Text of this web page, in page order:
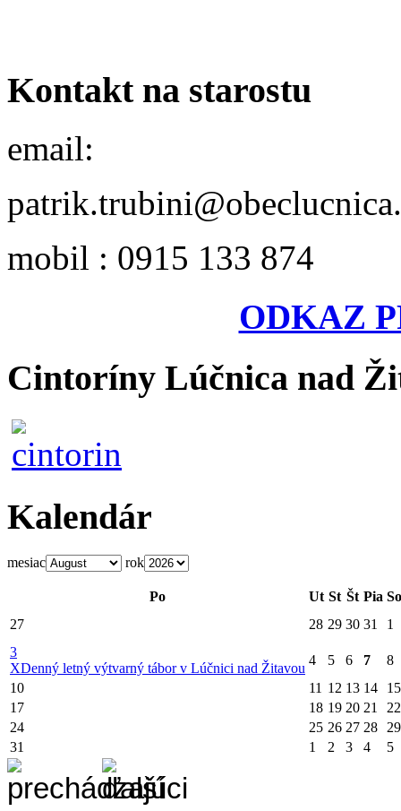
Kontakt na starostu
email:
mobil : 0915 133 874
ODKAZ
Cintoríny Lúčnica nad
Kalendár
mesiac rok
Po Ut St Št Pia So
27
28 29 30 31
1
3
XDenný letný výtvarný tábor v Lúčnici nad Žitavou
4 5 6 7
8
10
11 12 13 14
15
17
18 19 20 21
22
24
25 26 27 28
29
31
1 2 3 4 5